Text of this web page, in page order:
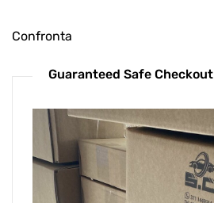
Confronta
Guaranteed Safe Checkout